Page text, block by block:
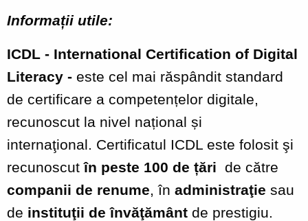
Informații utile:
ICDL - International Certification of Digital
Literacy - este cel mai răspândit standard
de certificare a competențelor digitale,
recunoscut la nivel național și
internaţional. Certificatul ICDL este folosit şi
recunoscutîn peste 100 de țări de către
companii de renume, în administraţie sau
de instituţii de învăţământ de prestigiu.